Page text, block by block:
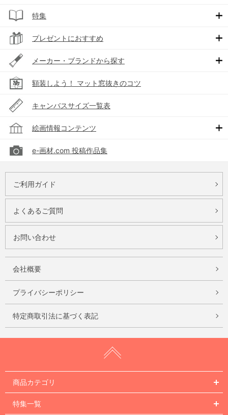
特集
プレゼントにおすすめ
メーカー・ブランドから探す
額装しよう！ マット窓抜きのコツ
キャンバスサイズ一覧表
絵画情報コンテンツ
e-画材.com 投稿作品集
ご利用ガイド
よくあるご質問
お問い合わせ
会社概要
プライバシーポリシー
特定商取引法に基づく表記
商品カテゴリ
特集一覧